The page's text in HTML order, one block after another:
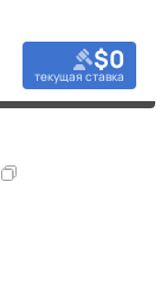
$0
текущая ставка